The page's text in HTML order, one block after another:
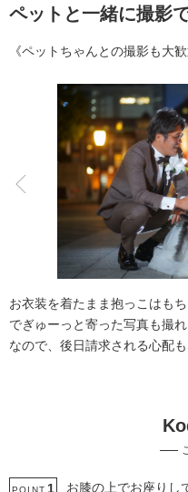
衣装
オプション
アクセス/TEL
こだわりポイント
スタジオでの撮影
豊富な色打掛・着
チャペルでの撮影
家族・友人
ペットと一緒に撮影
《ペットちゃんとの撮影も大歓
お衣装を着たまま抱っこはも
でぎゅーっと寄った写真も撮
なので、後日請求される心配も
POINT 1 お膝の上でお座りし